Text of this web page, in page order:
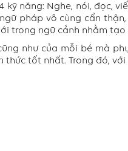
kỹ năng: Nghe, nói, đọc,
pháp vô cùng cẩn
trong ngữ cảnh nhằm
như của mỗi bé mà
thức tốt nhất. Trong đó,